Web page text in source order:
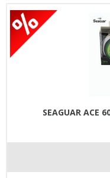
SEAGUAR ACE